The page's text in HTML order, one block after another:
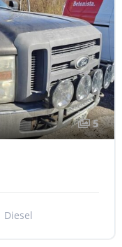
5
Diesel